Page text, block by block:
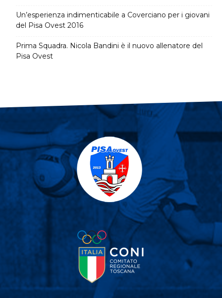
Un’esperienza indimenticabile a Coverciano per i giovani
del Pisa Ovest 2016
Prima Squadra. Nicola Bandini è il nuovo allenatore del
Pisa Ovest